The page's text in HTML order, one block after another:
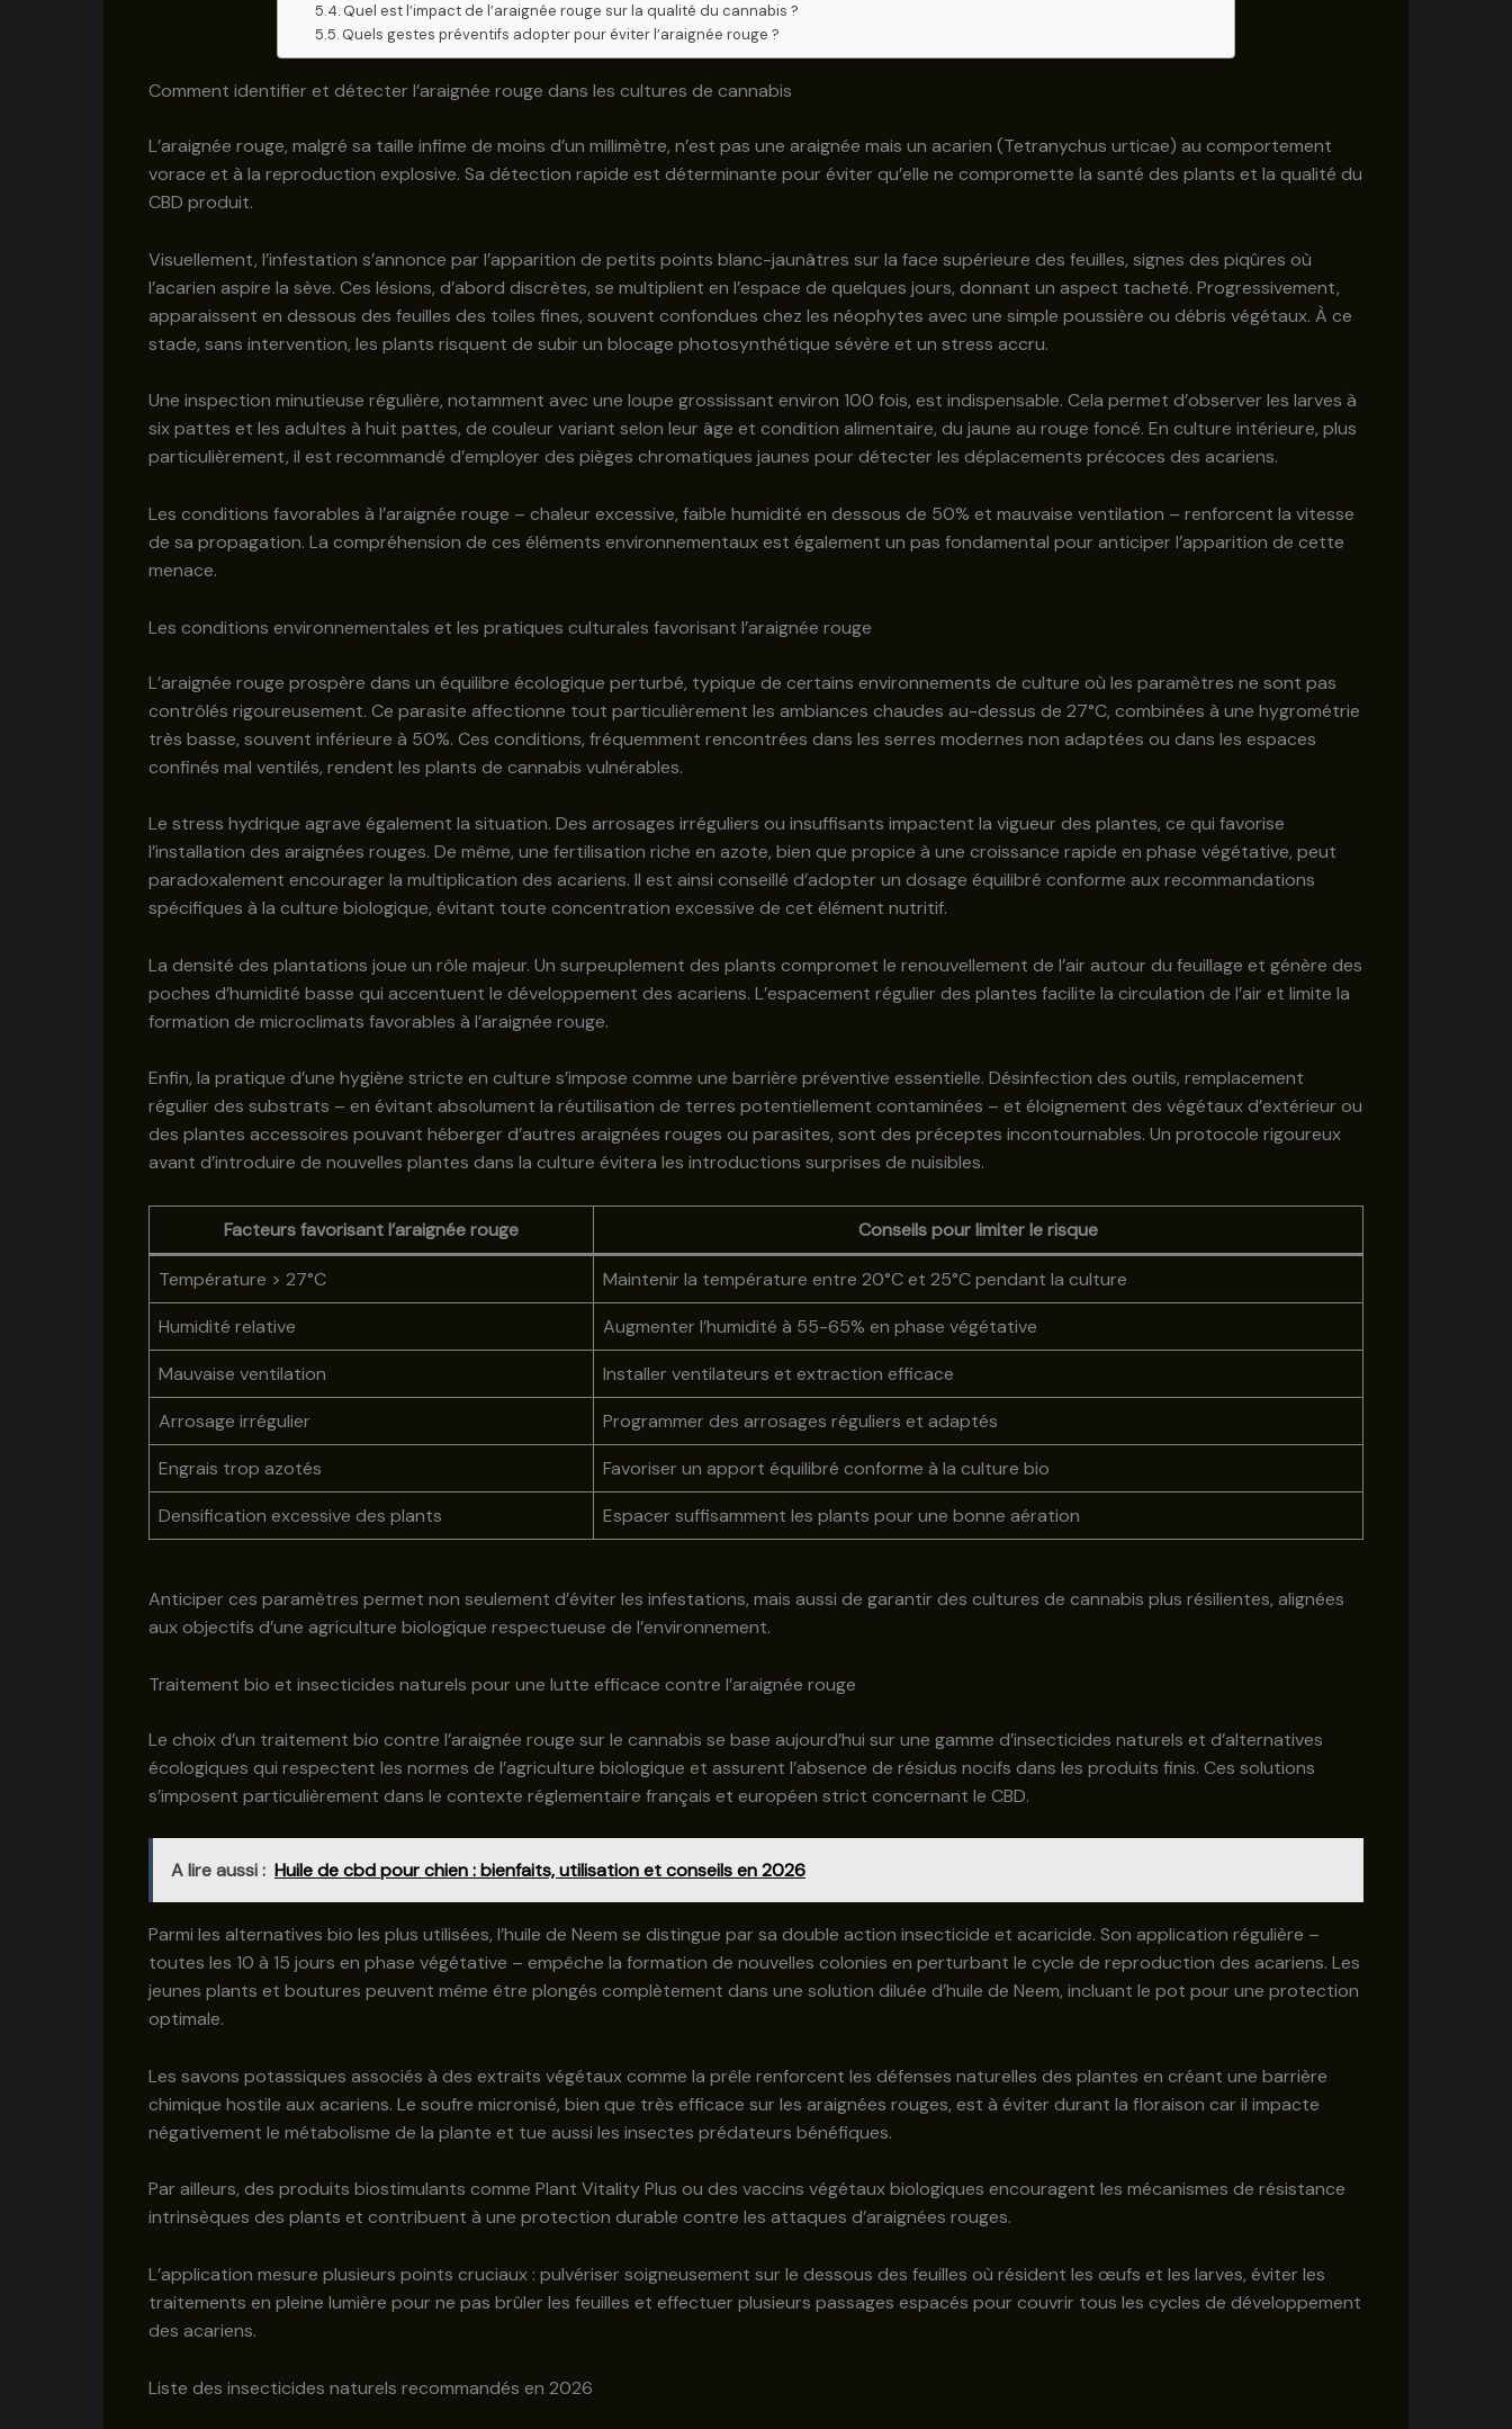
Quel est l’impact de l’araignée rouge sur la qualité du cannabis ?
Quels gestes préventifs adopter pour éviter l’araignée rouge ?
Comment identifier et détecter l’araignée rouge dans les cultures de cannabis
L’araignée rouge, malgré sa taille infime de moins d’un millimètre, n’est pas une araignée mais un acarien (Tetranychus urticae) au comportement
vorace et à la reproduction explosive. Sa détection rapide est déterminante pour éviter qu’elle ne compromette la santé des plants et la qualité du
CBD produit.
Visuellement, l’infestation s’annonce par l’apparition de petits points blanc-jaunâtres sur la face supérieure des feuilles, signes des piqûres où
l’acarien aspire la sève. Ces lésions, d’abord discrètes, se multiplient en l’espace de quelques jours, donnant un aspect tacheté. Progressivement,
apparaissent en dessous des feuilles des toiles fines, souvent confondues chez les néophytes avec une simple poussière ou débris végétaux. À ce
stade, sans intervention, les plants risquent de subir un blocage photosynthétique sévère et un stress accru.
Une inspection minutieuse régulière, notamment avec une loupe grossissant environ 100 fois, est indispensable. Cela permet d’observer les larves à
six pattes et les adultes à huit pattes, de couleur variant selon leur âge et condition alimentaire, du jaune au rouge foncé. En culture intérieure, plus
particulièrement, il est recommandé d’employer des pièges chromatiques jaunes pour détecter les déplacements précoces des acariens.
Les conditions favorables à l’araignée rouge – chaleur excessive, faible humidité en dessous de 50% et mauvaise ventilation – renforcent la vitesse
de sa propagation. La compréhension de ces éléments environnementaux est également un pas fondamental pour anticiper l’apparition de cette
menace.
Les conditions environnementales et les pratiques culturales favorisant l’araignée rouge
L’araignée rouge prospère dans un équilibre écologique perturbé, typique de certains environnements de culture où les paramètres ne sont pas
contrôlés rigoureusement. Ce parasite affectionne tout particulièrement les ambiances chaudes au-dessus de 27°C, combinées à une hygrométrie
très basse, souvent inférieure à 50%. Ces conditions, fréquemment rencontrées dans les serres modernes non adaptées ou dans les espaces
confinés mal ventilés, rendent les plants de cannabis vulnérables.
Le stress hydrique agrave également la situation. Des arrosages irréguliers ou insuffisants impactent la vigueur des plantes, ce qui favorise
l’installation des araignées rouges. De même, une fertilisation riche en azote, bien que propice à une croissance rapide en phase végétative, peut
paradoxalement encourager la multiplication des acariens. Il est ainsi conseillé d’adopter un dosage équilibré conforme aux recommandations
spécifiques à la culture biologique, évitant toute concentration excessive de cet élément nutritif.
La densité des plantations joue un rôle majeur. Un surpeuplement des plants compromet le renouvellement de l’air autour du feuillage et génère des
poches d’humidité basse qui accentuent le développement des acariens. L’espacement régulier des plantes facilite la circulation de l’air et limite la
formation de microclimats favorables à l’araignée rouge.
Enfin, la pratique d’une hygiène stricte en culture s’impose comme une barrière préventive essentielle. Désinfection des outils, remplacement
régulier des substrats – en évitant absolument la réutilisation de terres potentiellement contaminées – et éloignement des végétaux d’extérieur ou
des plantes accessoires pouvant héberger d’autres araignées rouges ou parasites, sont des préceptes incontournables. Un protocole rigoureux
avant d’introduire de nouvelles plantes dans la culture évitera les introductions surprises de nuisibles.
Facteurs favorisant l’araignée rouge Conseils pour limiter le risque
Température > 27°C
Maintenir la température entre 20°C et 25°C pendant la culture
Humidité relative
Augmenter l’humidité à 55-65% en phase végétative
Mauvaise ventilation
Installer ventilateurs et extraction efficace
Arrosage irrégulier
Programmer des arrosages réguliers et adaptés
Engrais trop azotés
Favoriser un apport équilibré conforme à la culture bio
Densification excessive des plants
Espacer suffisamment les plants pour une bonne aération
Anticiper ces paramètres permet non seulement d’éviter les infestations, mais aussi de garantir des cultures de cannabis plus résilientes, alignées
aux objectifs d’une agriculture biologique respectueuse de l’environnement.
Traitement bio et insecticides naturels pour une lutte efficace contre l’araignée rouge
Le choix d’un traitement bio contre l’araignée rouge sur le cannabis se base aujourd’hui sur une gamme d’insecticides naturels et d’alternatives
écologiques qui respectent les normes de l’agriculture biologique et assurent l’absence de résidus nocifs dans les produits finis. Ces solutions
s’imposent particulièrement dans le contexte réglementaire français et européen strict concernant le CBD.
A lire aussi : Huile de cbd pour chien : bienfaits, utilisation et conseils en 2026
Parmi les alternatives bio les plus utilisées, l’huile de Neem se distingue par sa double action insecticide et acaricide. Son application régulière –
toutes les 10 à 15 jours en phase végétative – empêche la formation de nouvelles colonies en perturbant le cycle de reproduction des acariens. Les
jeunes plants et boutures peuvent même être plongés complètement dans une solution diluée d’huile de Neem, incluant le pot pour une protection
optimale.
Les savons potassiques associés à des extraits végétaux comme la prêle renforcent les défenses naturelles des plantes en créant une barrière
chimique hostile aux acariens. Le soufre micronisé, bien que très efficace sur les araignées rouges, est à éviter durant la floraison car il impacte
négativement le métabolisme de la plante et tue aussi les insectes prédateurs bénéfiques.
Par ailleurs, des produits biostimulants comme Plant Vitality Plus ou des vaccins végétaux biologiques encouragent les mécanismes de résistance
intrinsèques des plants et contribuent à une protection durable contre les attaques d’araignées rouges.
L’application mesure plusieurs points cruciaux : pulvériser soigneusement sur le dessous des feuilles où résident les œufs et les larves, éviter les
traitements en pleine lumière pour ne pas brûler les feuilles et effectuer plusieurs passages espacés pour couvrir tous les cycles de développement
des acariens.
Liste des insecticides naturels recommandés en 2026